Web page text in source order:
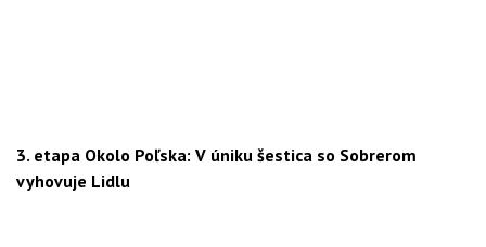
3. etapa Okolo Poľska: V úniku šestica so Sobrerom
vyhovuje Lidlu